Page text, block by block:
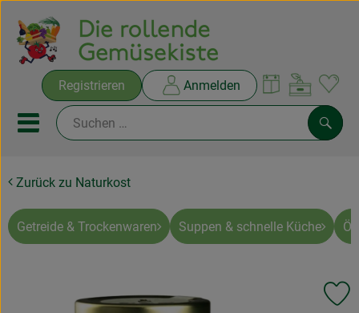
Registrieren Anmelden
Mobiles Menu öffnen oder
Ökokisten
Rezepte
NEUES & ANGEBOTE
Zurück zu Naturkost
Getreide & Trockenwaren Suppen & schnelle Küche